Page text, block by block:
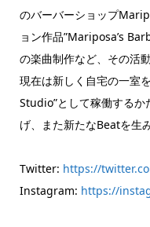
のバーバーショップ
ョン作品”Mariposa’s
の楽曲制作など、その活
現在は新しく自宅の一室
Studio”として稼働する
げ、また新たなBeatを生
Twitter: https://
Instagram: https://